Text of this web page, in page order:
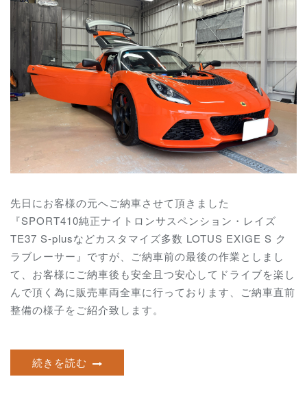
先日にお客様の元へご納車させて頂きました
『SPORT410純正ナイトロンサスペンション・レイズ
TE37 S-plusなどカスタマイズ多数 LOTUS EXIGE S ク
ラブレーサー』ですが、ご納車前の最後の作業としまし
て、お客様にご納車後も安全且つ安心してドライブを楽し
んで頂く為に販売車両全車に行っております、ご納車直前
整備の様子をご紹介致します。
続きを読む